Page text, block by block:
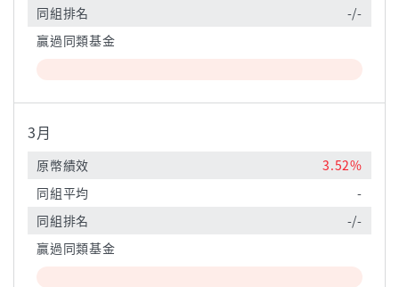
同組排名
-/-
贏過同類基金
3月
原幣績效
3.52%
同組平均
-
同組排名
-/-
贏過同類基金